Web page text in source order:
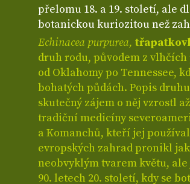
přelomu 18. a 19. století, ale
botanickou kuriozitou než
Echinacea purpurea,
druh rodu, původem z
od Oklahomy po Tennessee,
bohatých půdách. Popis
skutečný zájem o něj vzrostl
tradiční medicíny
a Komanchů, kteří jej
evropských zahrad pronikl
neobvyklým tvarem květu,
90. letech 20. století, kdy se